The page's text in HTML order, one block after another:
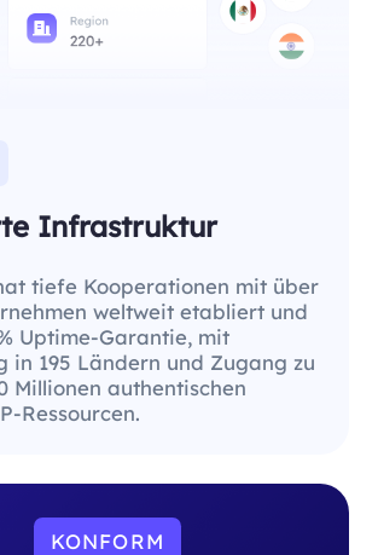
Infrastruktur
tiefe Kooperationen mit über
weltweit etabliert und
Uptime-Garantie, mit
in 195 Ländern und Zugang zu
Millionen authentischen
Ressourcen.
KONFORM